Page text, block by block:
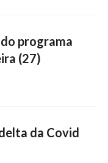
programa
(27)
da Covid